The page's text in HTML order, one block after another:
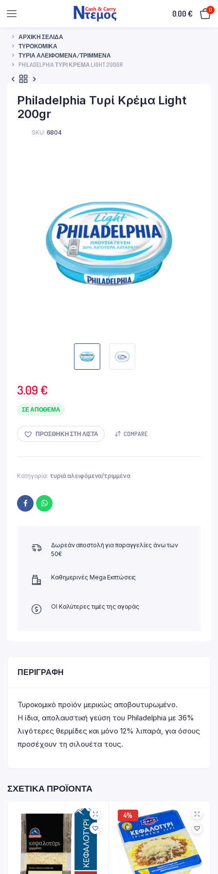
0.00€ 0
ΑΡΧΙΚΉ ΣΕΛΊΔΑ
ΤΥΡΟΚΟΜΙΚΆ
ΤΥΡΙΆ ΑΛΕΙΦΌΜΕΝΑ/ΤΡΙΜΜΈΝΑ
PHILADELPHIA ΤΥΡΊ ΚΡΈΜΑ LIGHT 200GR
Philadelphia Τυρί Κρέμα Light
200gr
SKU: 6804
3.09 €
ΣΕ ΑΠΌΘΕΜΑ
ΠΡΟΣΘΉΚΗ ΣΤΗ ΛΊΣΤΑ COMPARE
Κατηγορία: τυριά αλειφόμενα/τριμμένα
Δωρεάν αποστολή για παραγγελίες άνω των
50€
Καθημερινές Mega Εκπτώσεις
ΟΙ Καλύτερες τιμές της αγοράς
ΠΕΡΙΓΡΑΦΉ
Τυροκομικό προϊόν μερικώς αποβουτυρωμένο.
Η ίδια, απολαυστική γεύση του Philadelphia με 36%
λιγότερες θερμίδες και μόνο 12% λιπαρά, για όσους
προσέχουν τη σιλουέτα τους.
ΣΧΕΤΙΚΆ ΠΡΟΪΌΝΤΑ
4%